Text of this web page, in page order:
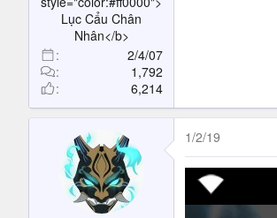
Lục Cẩu Chân
Nhân</b>
2/4/07
1,792
6,214
1/2/19